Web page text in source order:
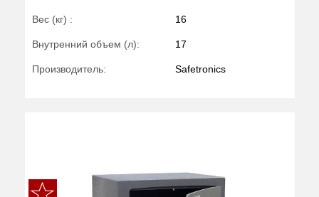
Вес (кг) : 16
Внутренний объем (л): 17
Производитель: Safetronics